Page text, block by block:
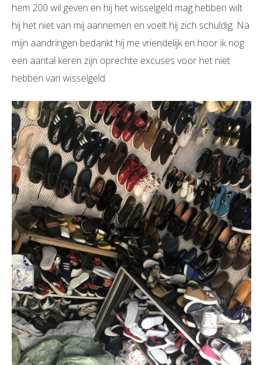
hem 200 wil geven en hij het wisselgeld mag hebben wilt
hij het niet van mij aannemen en voelt hij zich schuldig. Na
mijn aandringen bedankt hij me vriendelijk en hoor ik nog
een aantal keren zijn oprechte excuses voor het niet
hebben van wisselgeld.